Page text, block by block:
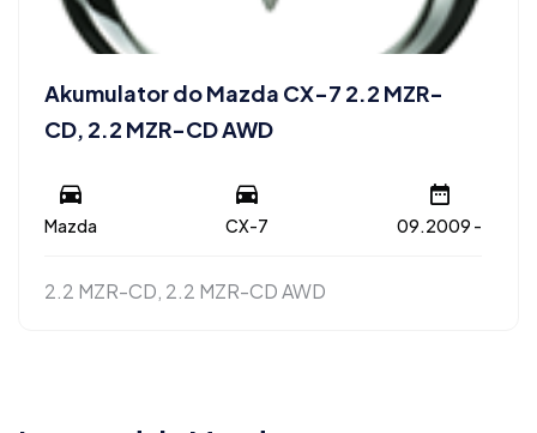
Akumulator do Mazda CX-7 2.2 MZR-
CD, 2.2 MZR-CD AWD
Mazda CX-7 09.2009 -
2.2 MZR-CD, 2.2 MZR-CD AWD